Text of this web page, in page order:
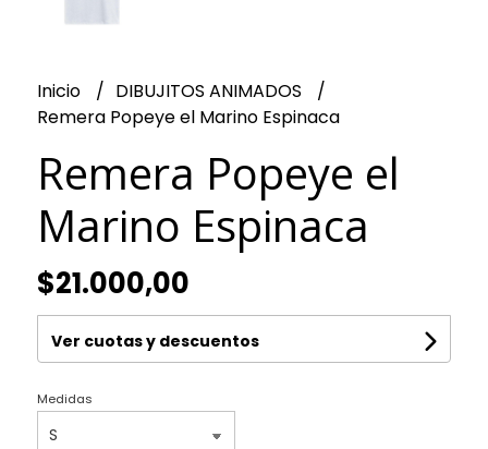
Inicio
DIBUJITOS ANIMADOS
Remera Popeye el Marino Espinaca
Remera Popeye el
Marino Espinaca
$21.000,00
Ver cuotas y descuentos
Medidas